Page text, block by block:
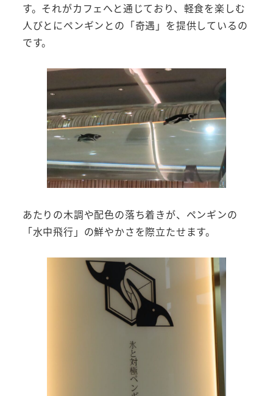
す。それがカフェへと通じており、軽食を楽しむ
人びとにペンギンとの「奇遇」を提供しているの
です。
あたりの木調や配色の落ち着きが、ペンギンの
「水中飛行」の鮮やかさを際立たせます。